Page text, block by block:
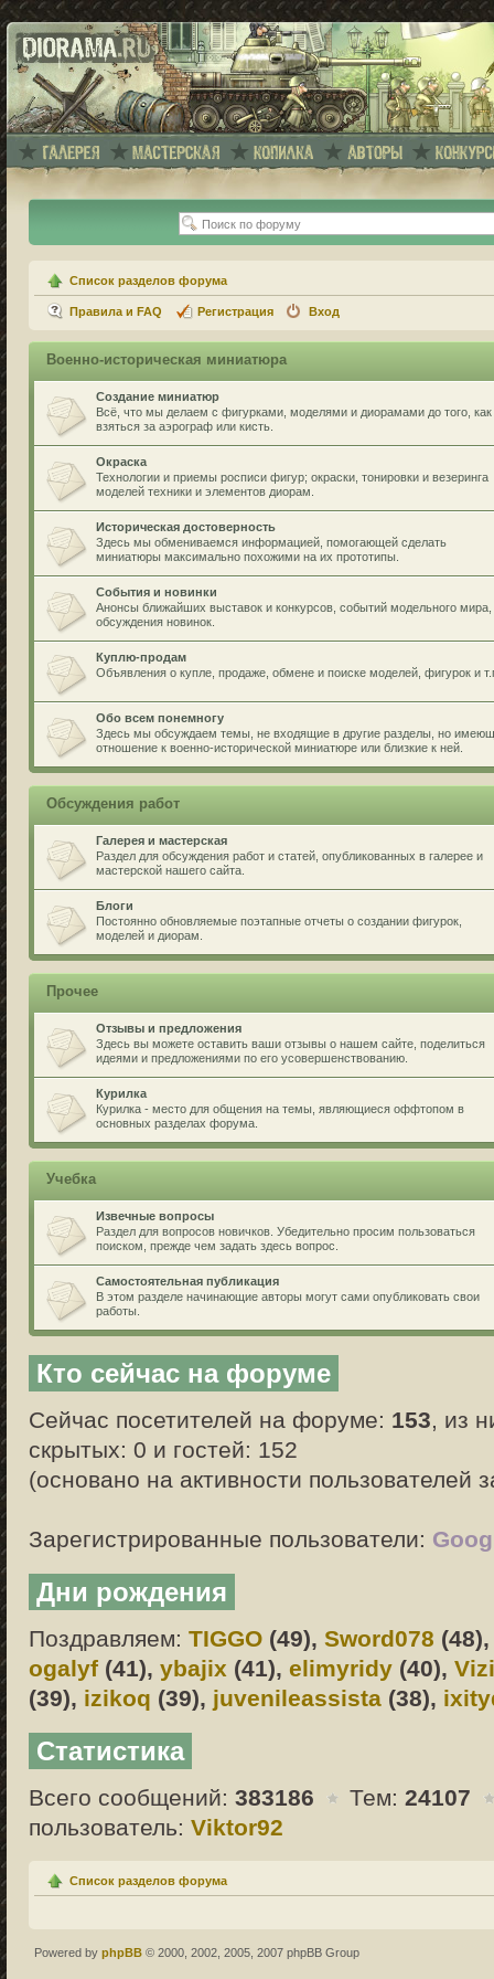
Список разделов форума
Правила и FAQ Регистрация Вход
Военно-историческая миниатюра
Создание миниатюр
Всё, что мы делаем с фигурками, моделями и диорамами до того, как
взяться за аэрограф или кисть.
Окраска
Технологии и приемы росписи фигур; окраски, тонировки и везеринга
моделей техники и элементов диорам.
Историческая достоверность
Здесь мы обмениваемся информацией, помогающей сделать
миниатюры максимально похожими на их прототипы.
События и новинки
Анонсы ближайших выставок и конкурсов, событий модельного мира,
обсуждения новинок.
Куплю-продам
Объявления о купле, продаже, обмене и поиске моделей, фигурок и
Обо всем понемногу
Здесь мы обсуждаем темы, не входящие в другие разделы, но
отношение к военно-исторической миниатюре или близкие к ней.
Обсуждения работ
Галерея и мастерская
Раздел для обсуждения работ и статей, опубликованных в галерее и
мастерской нашего сайта.
Блоги
Постоянно обновляемые поэтапные отчеты о создании фигурок,
моделей и диорам.
Прочее
Отзывы и предложения
Здесь вы можете оставить ваши отзывы о нашем сайте, поделиться
идеями и предложениями по его усовершенствованию.
Курилка
Курилка - место для общения на темы, являющиеся оффтопом в
основных разделах форума.
Учебка
Извечные вопросы
Раздел для вопросов новичков. Убедительно просим пользоваться
поиском, прежде чем задать здесь вопрос.
Самостоятельная публикация
В этом разделе начинающие авторы могут сами опубликовать свои
работы.
Кто сейчас на форуме
Сейчас посетителей на форуме: 153, из
скрытых: 0 и гостей: 152
(основано на активности пользователей
Зарегистрированные пользователи:
Дни рождения
Поздравляем: TIGGO (49), Sword078
ogalyf (41), ybajix (41), elimyridy (40),
(39), izikoq (39), juvenileassista (38),
Статистика
Всего сообщений: 383186 Тем: 24107
пользователь: Viktor92
Список разделов форума
Powered by phpBB © 2000, 2002, 2005, 2007 phpBB Group